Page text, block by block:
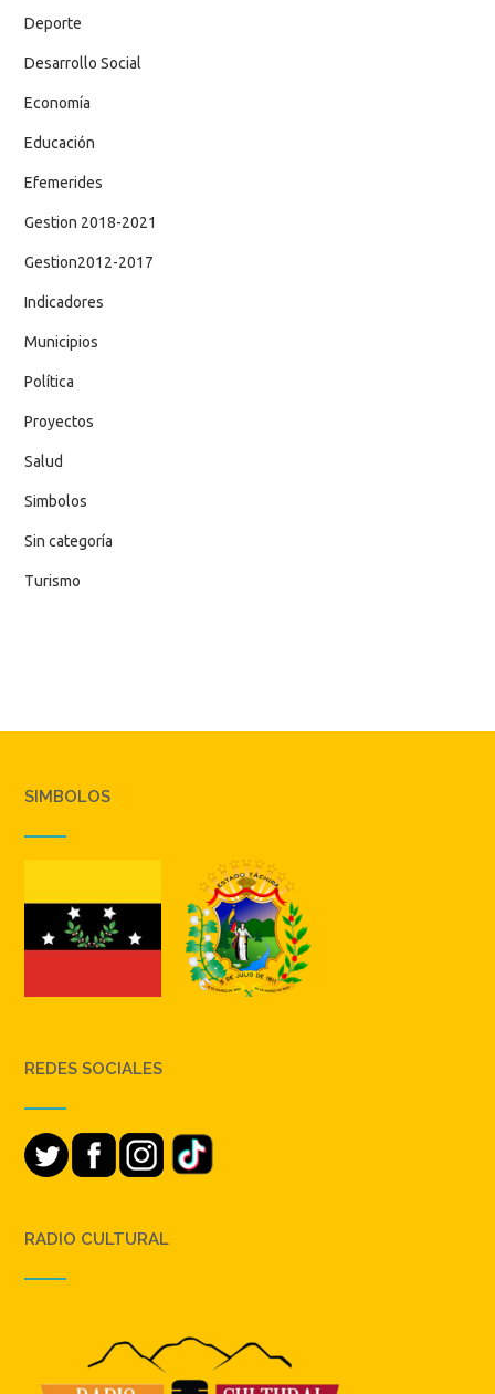
Deporte
Desarrollo Social
Economía
Educación
Efemerides
Gestion 2018-2021
Gestion2012-2017
Indicadores
Municipios
Política
Proyectos
Salud
Simbolos
Sin categoría
Turismo
SIMBOLOS
REDES SOCIALES
RADIO CULTURAL